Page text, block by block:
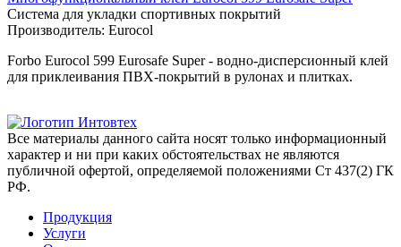
Система для укладки спортивных покрытий
Производитель: Eurocol
Forbo Eurocol 599 Eurosafe Super - водно-дисперсионный клей
для приклеивания ПВХ-покрытий в рулонах и плитках.
Все материалы данного сайта носят только информационный
характер и ни при каких обстоятельствах не являются
публичной офертой, определяемой положениями Ст 437(2) ГК
РФ.
Продукция
Услуги